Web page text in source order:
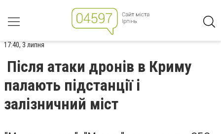
17:40, 3 липня
Після атаки дронів в Криму
палають підстанції і
залізничний міст